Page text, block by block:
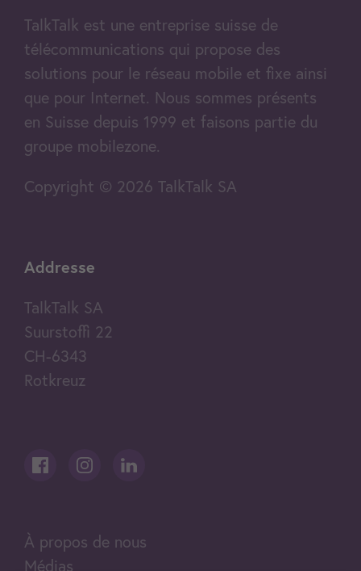
TalkTalk est une entreprise suisse de
télécommunications qui propose des
solutions pour le réseau mobile et fixe ainsi
que pour Internet. Nous sommes présents
en Suisse depuis 1999 et faisons partie du
groupe mobilezone.
Copyright © 2026 TalkTalk SA
Addresse
TalkTalk SA
Suurstoffi 22
CH-6343
Rotkreuz
À propos de nous
Médias